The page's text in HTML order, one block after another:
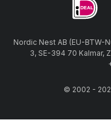
Nordic Nest AB (EU-BTW-
3, SE-394 70 Kalmar,
© 2002 -